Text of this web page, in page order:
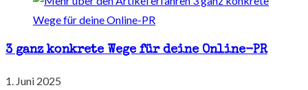
3 ganz konkrete Wege für deine Online-PR
1. Juni 2025